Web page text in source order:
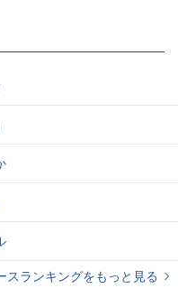
スランキングをもっと見る